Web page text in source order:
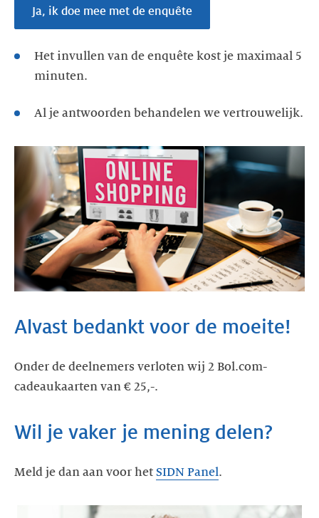
Ja, ik doe mee met de enquête
Het invullen van de enquête kost je maximaal 5
minuten.
Al je antwoorden behandelen we vertrouwelijk.
Alvast bedankt voor de moeite!
Onder de deelnemers verloten wij 2 Bol.com-
cadeaukaarten van € 25,-.
Wil je vaker je mening delen?
Meld je dan aan voor het SIDN Panel.